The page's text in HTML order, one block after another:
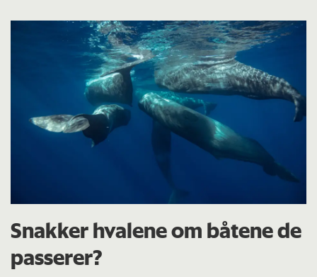
Snakker hvalene om båtene de
passerer?